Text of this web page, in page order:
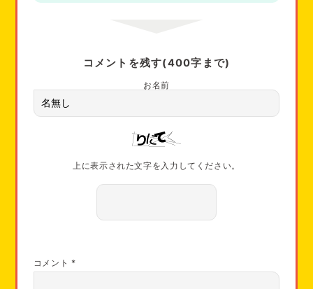
コメントを残す(400字まで)
お名前
上に表示された文字を入力してください。
コメント *